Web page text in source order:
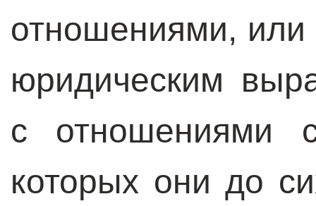
отношениями, или
юридическим
с отношениями
которых они до